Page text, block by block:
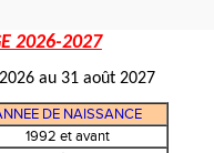
2026-2027
au 31 août 2027
DE NAISSANCE
1992 et avant